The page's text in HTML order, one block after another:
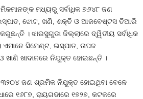
ମଧ୍ୟରୁ ସର୍ବାଧିକ ୭୬୪୮ ଜଣ
ଇସ୍ପାତ, ଝୋଟ, ଖଣି, ଶକ୍ତି ଓ ଆଜବେଷ୍ଟସ ତିଆରି
। ଝାରସୁଗୁଡା ଜିଲ୍ଲାରେ ଦ୍ୱିତୀୟ ସର୍ବାଧିକ
ସିମେଣ୍ଟ, ଇସ୍ପାତ, ତାପଜ
ଖାଣି ଖାଦାନରେ ନିଯୁକ୍ତ ହୋଇଛନ୍ତି ।
୩୨୦୪ ଜଣ ଶ୍ରମିକ ନିଯୁକ୍ତ ହୋଇଥିବା ବେଳେ
୧୬୮୭, ରାୟଗଡାରେ ୧୭୨୭, କଟକରେ